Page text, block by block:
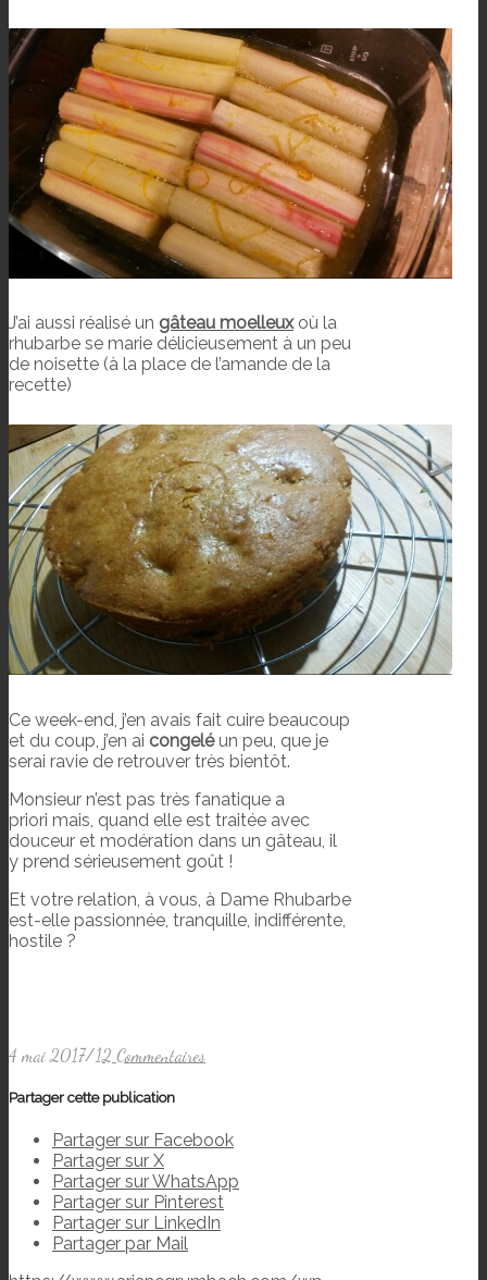
J’ai aussi réalisé un gâteau moelleuxoù la
rhubarbe se marie délicieusement à un peu
de noisette (à la place de l’amande de la
recette)
Ce week-end, j’en avais fait cuire beaucoup
et du coup, j’en ai congeléun peu, que je
serai ravie de retrouver très bientôt.
Monsieur n’est pas très fanatique a
priori mais, quand elle est traitée avec
douceur et modération dans un gâteau, il
y prend sérieusement goût !
Et votre relation, à vous, à Dame Rhubarbe
est-elle passionnée, tranquille, indifférente,
hostile ?
4 mai 2017/12 Commentaires
Partager cette publication
Partager sur Facebook
Partager sur X
Partager sur WhatsApp
Partager sur Pinterest
Partager sur LinkedIn
Partager par Mail